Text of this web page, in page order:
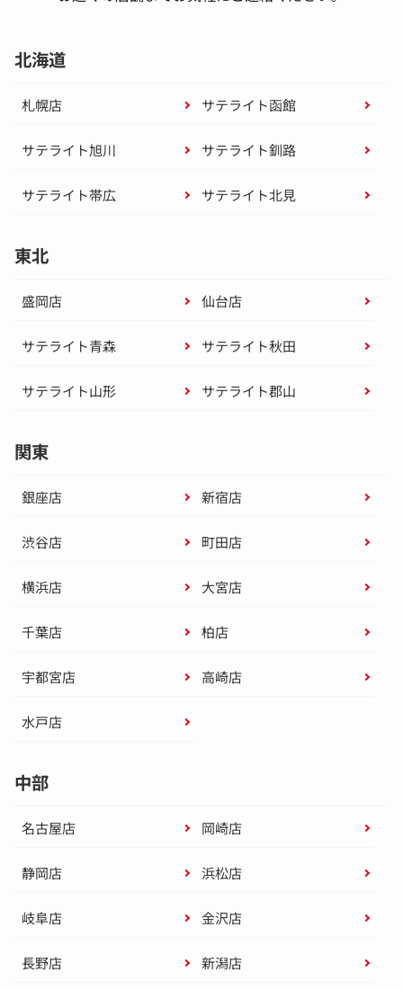
北海道
札幌店 サテライト函館
サテライト旭川 サテライト釧路
サテライト帯広 サテライト北見
東北
盛岡店 仙台店
サテライト青森 サテライト秋田
サテライト山形 サテライト郡山
関東
銀座店 新宿店
渋谷店 町田店
横浜店 大宮店
千葉店 柏店
宇都宮店 高崎店
水戸店
中部
名古屋店 岡崎店
静岡店 浜松店
岐阜店 金沢店
長野店 新潟店